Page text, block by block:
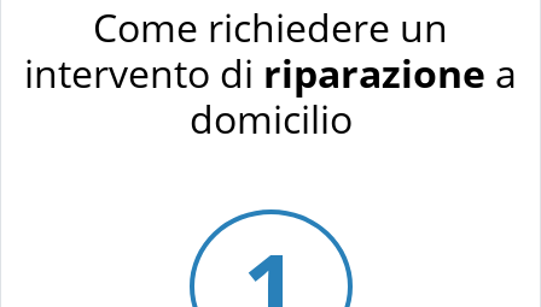
Come richiedere un
intervento di riparazione a
domicilio